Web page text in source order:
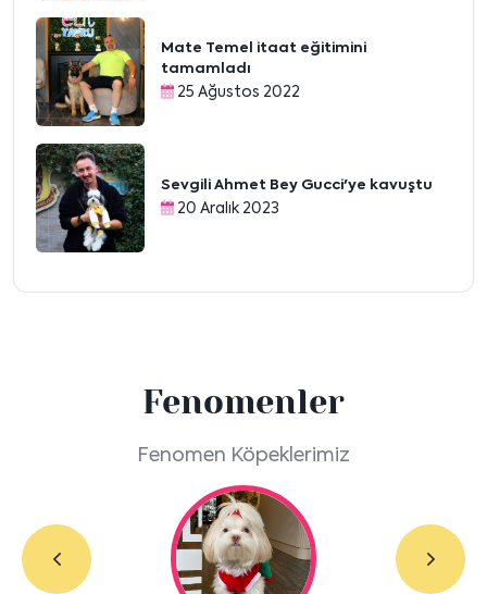
Mate Temel itaat eğitimini
tamamladı
25 Ağustos 2022
Sevgili Ahmet Bey Gucci'ye kavuştu
20 Aralık 2023
Fenomenler
Fenomen Köpeklerimiz